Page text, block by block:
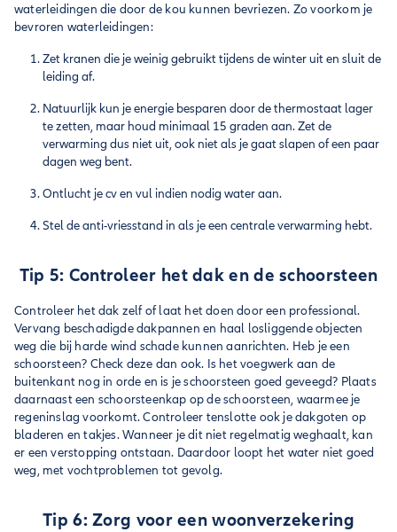
waterleidingen die door de kou kunnen bevriezen. Zo voorkom je
bevroren waterleidingen:
Zet kranen die je weinig gebruikt tijdens de winter uit en sluit de
leiding af.
Natuurlijk kun je energie besparen door de thermostaat lager
te zetten, maar houd minimaal 15 graden aan. Zet de
verwarming dus niet uit, ook niet als je gaat slapen of een paar
dagen weg bent.
Ontlucht je cv en vul indien nodig water aan.
Stel de anti-vriesstand in als je een centrale verwarming hebt.
Tip 5: Controleer het dak en de schoorsteen
Controleer het dak zelf of laat het doen door een professional.
Vervang beschadigde dakpannen en haal losliggende objecten
weg die bij harde wind schade kunnen aanrichten. Heb je een
schoorsteen? Check deze dan ook. Is het voegwerk aan de
buitenkant nog in orde en is je schoorsteen goed geveegd? Plaats
daarnaast een schoorsteenkap op de schoorsteen, waarmee je
regeninslag voorkomt. Controleer tenslotte ook je dakgoten op
bladeren en takjes. Wanneer je dit niet regelmatig weghaalt, kan
er een verstopping ontstaan. Daardoor loopt het water niet goed
weg, met vochtproblemen tot gevolg.
Tip 6: Zorg voor een woonverzekering